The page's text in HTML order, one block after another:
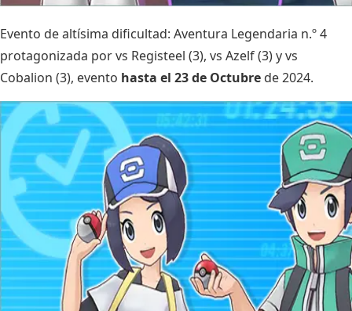
Evento de altísima dificultad: Aventura Legendaria n.º 4
protagonizada por vs Registeel (3), vs Azelf (3) y vs
Cobalion (3), evento hasta el 23 de Octubre de 2024.